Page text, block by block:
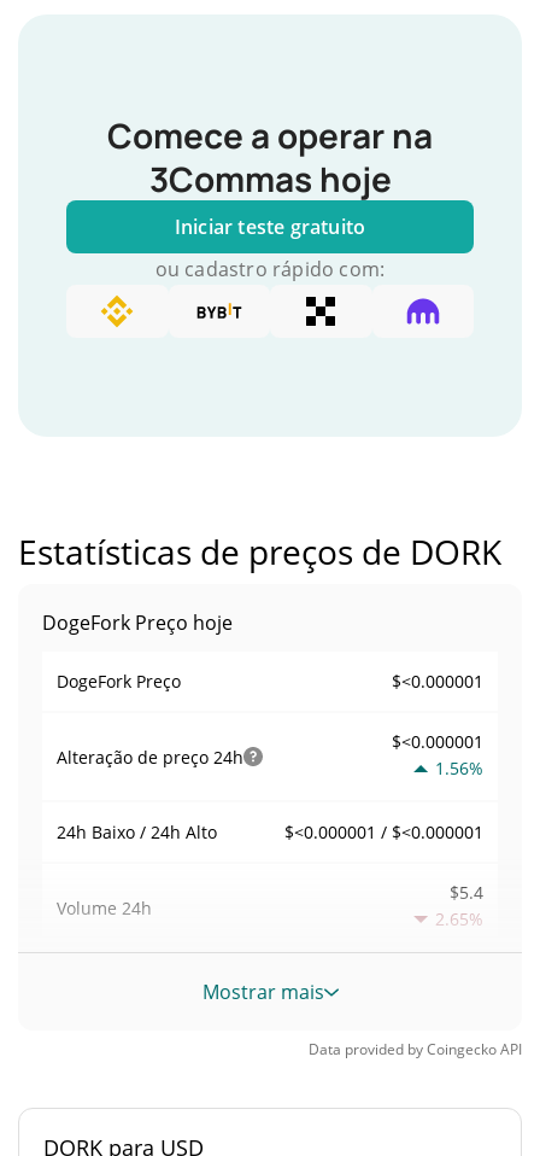
Comece a operar na
3Commas hoje
Iniciar teste gratuito
ou cadastro rápido com:
Estatísticas de preços de DORK
DogeFork Preço hoje
DogeFork Preço $<0.000001
Alteração de preço 24h
$<0.000001
1.56%
24h Baixo / 24h Alto $<0.000001 / $<0.000001
Volume 24h
$5.4
2.65%
Volume / Limite deMostrar mais
Data provided byCoingeckoAPI
DORK para USD